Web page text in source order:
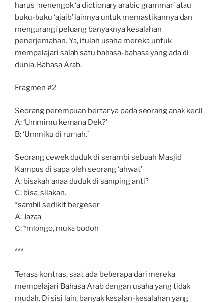
harus menengok ‘a dictionary arabic grammar’ atau
buku-buku ‘ajaib’ lainnya untuk memastikannya dan
mengurangi peluang banyaknya kesalahan
penerjemahan. Ya, itulah usaha mereka untuk
mempelajari salah satu bahasa-bahasa yang ada di
dunia, Bahasa Arab.
Fragmen #2
Seorang perempuan bertanya pada seorang anak kecil
A: ‘Ummimu kemana Dek?’
B: ‘Ummiku di rumah.’
Seorang cewek duduk di serambi sebuah Masjid
Kampus di sapa oleh seorang ‘ahwat’
A: bisakah anaa duduk di samping anti?
C: bisa, silakan.
*sambil sedikit bergeser
A: Jazaa
C: *mlongo, muka bodoh
***
Terasa kontras, saat ada beberapa dari mereka
mempelajari Bahasa Arab dengan usaha yang tidak
mudah. Di sisi lain, banyak kesalan-kesalahan yang